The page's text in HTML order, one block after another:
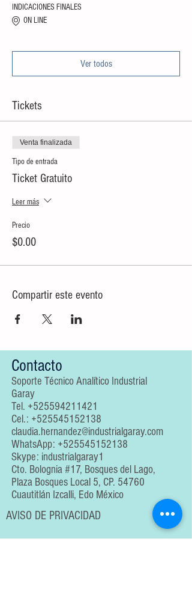
INDICACIONES FINALES
ON LINE
Ver todos
Tickets
Venta finalizada
Tipo de entrada
Ticket Gratuito
Leer más
Precio
$0.00
Compartir este evento
Contacto
Soporte Técnico Analítico Industrial
Garay
Tel. +525594211421
Cel.: +525545152138
claudia.hernandez@industrialgaray.com
WhatsApp: +525545152138
Skype: industrialgaray1
Cto. Bolognia #17, Bosques del Lago,
Plaza Bosques Local 5, CP. 54760
Cuautitlán Izcalli, Edo México
AVISO DE PRIVACIDAD